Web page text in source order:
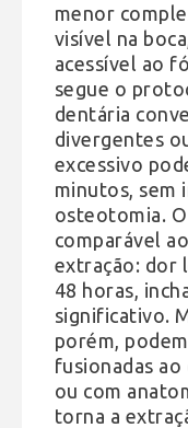
menor
visível na
acessível ao
segue o
dentária
divergentes
excessivo
minutos, sem
osteotomia.
comparável
extração: dor
48 horas,
significativo.
porém,
fusionadas
ou com
torna a